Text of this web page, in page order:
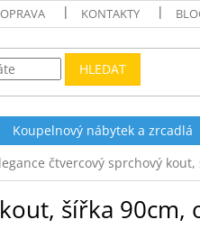
KONTAKTY
HLEDAT
Koupelnový nábytek a zrcadlá
čtvercový sprchový
šířka